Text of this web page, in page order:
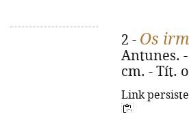
2 - Os
Antunes. -
cm. - Tít.
Link